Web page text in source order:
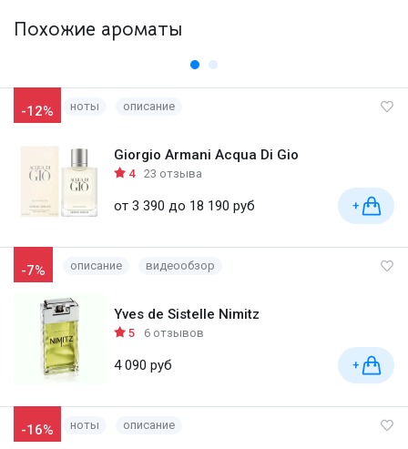
Похожие ароматы
-12% ноты описание
Giorgio Armani Acqua Di Gio
4 23 отзыва
от 3 390 до 18 190 руб +
-7% описание видеообзор
Yves de Sistelle Nimitz
5 6 отзывов
4 090 руб +
-16% ноты описание